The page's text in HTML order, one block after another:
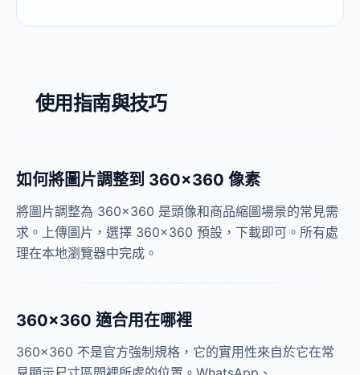
使用指南與技巧
如何將圖片調整到 360×360 像素
將圖片調整為 360×360 是頭像和商品縮圖場景的常見需
求。上傳圖片，選擇 360×360 預設，下載即可。所有處
理在本地瀏覽器中完成。
360×360 適合用在哪裡
360×360 不是官方強制規格，它的實用性來自於它在常